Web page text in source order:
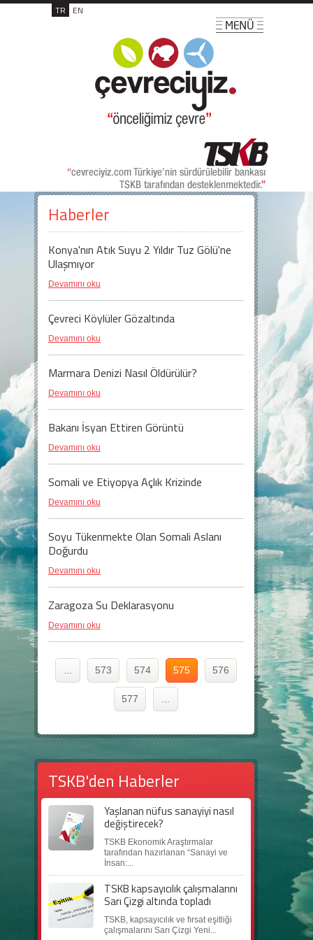
TR EN
Haberler
Konya'nın Atık Suyu 2 Yıldır Tuz Gölü'ne
Ulaşmıyor
Devamını oku
Çevreci Köylüler Gözaltında
Devamını oku
Marmara Denizi Nasıl Öldürülür?
Devamını oku
Bakanı İsyan Ettiren Görüntü
Devamını oku
Somali ve Etiyopya Açlık Krizinde
Devamını oku
Soyu Tükenmekte Olan Somali Aslanı
Doğurdu
Devamını oku
Zaragoza Su Deklarasyonu
Devamını oku
573 574 575 576
577
TSKB'den Haberler
Yaşlanan nüfus sanayiyi nasıl
değiştirecek?
TSKB Ekonomik Araştırmalar
tarafından hazırlanan “Sanayi ve
İnsan:...
TSKB kapsayıcılık çalışmalarını
Sarı Çizgi altında topladı
TSKB, kapsayıcılık ve fırsat eşitliği
çalışmalarını Sarı Çizgi Yeni...